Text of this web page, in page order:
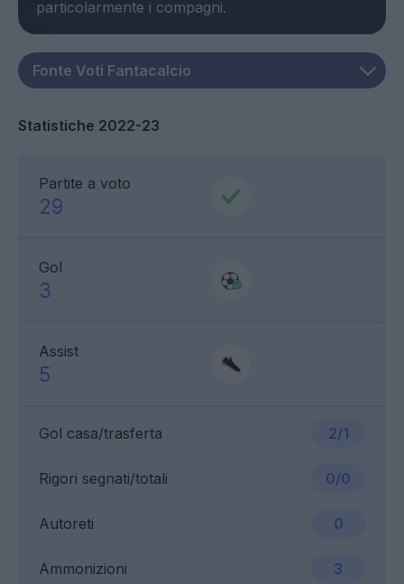
Statistiche 2022-23
Partite a voto
29
Gol
3
Assist
5
Gol casa/trasferta 2/1
Ammonizioni 3
Rigori segnati/totali 0/0
Autoreti 0